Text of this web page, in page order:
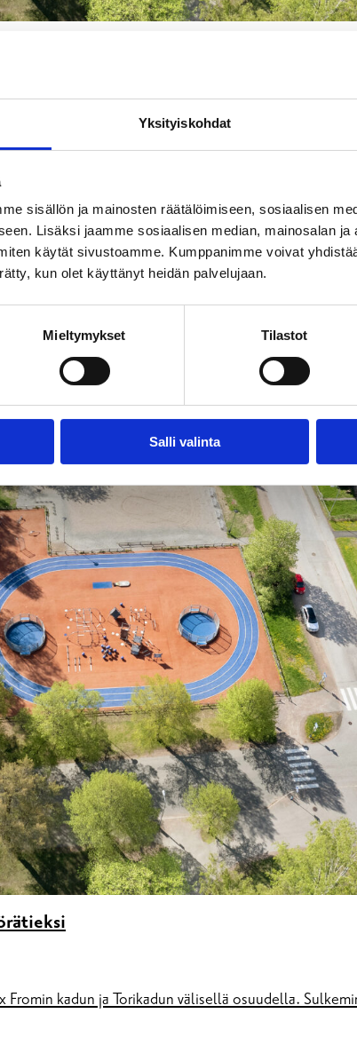
Yksityiskohdat
sisällön ja mainosten räätälöimiseen, sosiaalisen
Lisäksi jaamme sosiaalisen median, mainosalan ja
käytät sivustoamme. Kumppanimme voivat
kun olet käyttänyt heidän palvelujaan.
Mieltymykset Tilastot
Salli valinta
kadun ja Torikadun välisellä osuudella.
Bulevardin ja Korkeavuorenkadun välisellä
kadun ja Torikadun välisellä osuudella.